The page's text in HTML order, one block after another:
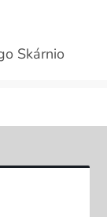
Skárnio